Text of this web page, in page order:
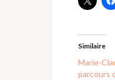
Similaire
Marie-
parcours